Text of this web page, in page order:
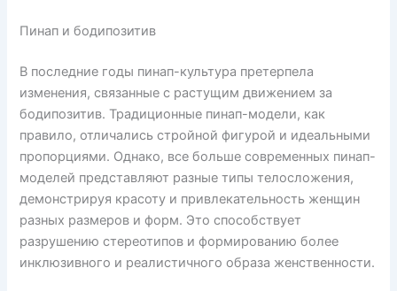
Пинап и бодипозитив
В последние годы пинап-культура претерпела
изменения, связанные с растущим движением за
бодипозитив. Традиционные пинап-модели, как
правило, отличались стройной фигурой и идеальными
пропорциями. Однако, все больше современных пинап-
моделей представляют разные типы телосложения,
демонстрируя красоту и привлекательность женщин
разных размеров и форм. Это способствует
разрушению стереотипов и формированию более
инклюзивного и реалистичного образа женственности.